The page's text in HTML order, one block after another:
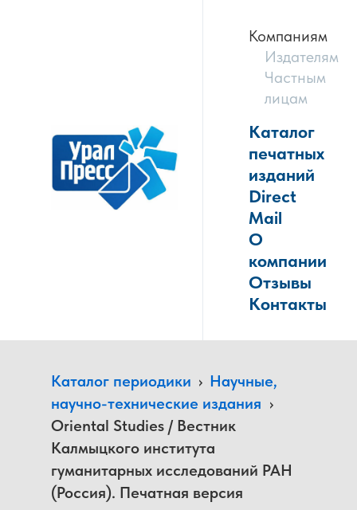
Компаниям
Издателям
Частным
лицам
Каталог
печатных
изданий
Direct
Mail
О
компании
Отзывы
Контакты
Каталог периодики › Научные,
научно-технические издания ›
Oriental Studies / Вестник
Калмыцкого института
гуманитарных исследований РАН
(Россия). Печатная версия